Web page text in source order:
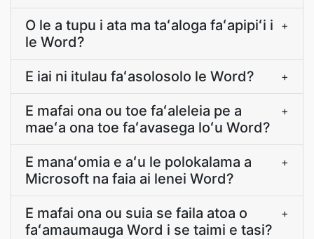
O le a tupu i ata ma taʻaloga faʻapipiʻi i
le Word?
+
E iai ni itulau faʻasolosolo le Word? +
E mafai ona ou toe faʻaleleia pe a
maeʻa ona toe faʻavasega loʻu Word?
+
E manaʻomia e aʻu le polokalama a
Microsoft na faia ai lenei Word?
+
E mafai ona ou suia se faila atoa o
faʻamaumauga Word i se taimi e tasi?
+